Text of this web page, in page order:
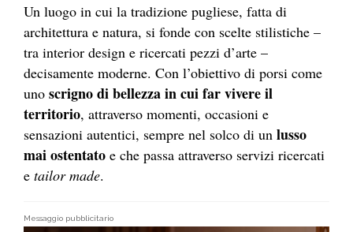
Un luogo in cui la tradizione pugliese, fatta di
architettura e natura, si fonde con scelte stilistiche –
tra interior design e ricercati pezzi d’arte –
decisamente moderne. Con l’obiettivo di porsi come
uno scrigno di bellezza in cui far vivere il
territorio, attraverso momenti, occasioni e
sensazioni autentici, sempre nel solco di un lusso
mai ostentato e che passa attraverso servizi ricercati
e tailor made.
Messaggio pubblicitario